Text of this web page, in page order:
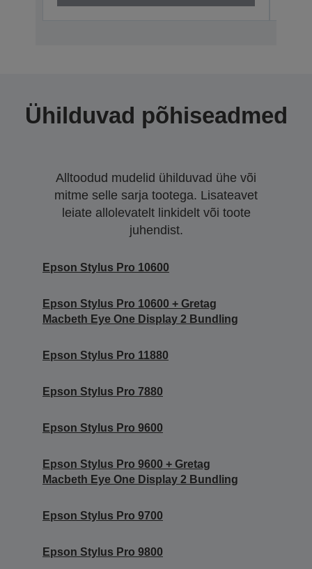
Ühilduvad põhiseadmed
Alltoodud mudelid ühilduvad ühe või
mitme selle sarja tootega. Lisateavet
leiate allolevatelt linkidelt või toote
juhendist.
Epson Stylus Pro 10600
Epson Stylus Pro 10600 + Gretag
Macbeth Eye One Display 2 Bundling
Epson Stylus Pro 11880
Epson Stylus Pro 7880
Epson Stylus Pro 9600
Epson Stylus Pro 9600 + Gretag
Macbeth Eye One Display 2 Bundling
Epson Stylus Pro 9700
Epson Stylus Pro 9800